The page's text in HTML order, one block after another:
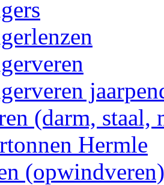
(darm, staal,
Hermle
(opwindveren)